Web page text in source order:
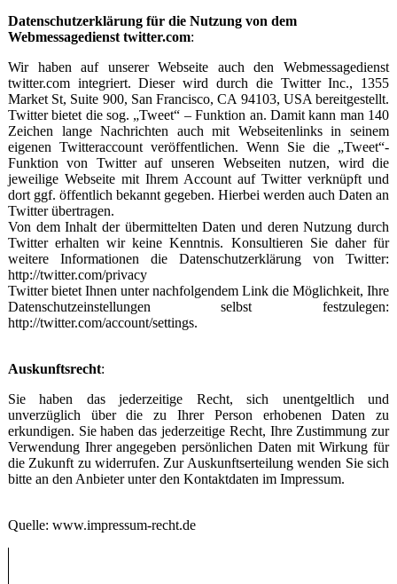
Datenschutzerklärung für die Nutzung von dem
Webmessagedienst twitter.com:
Wir haben auf unserer Webseite auch den Webmessagedienst
twitter.com integriert. Dieser wird durch die Twitter Inc., 1355
Market St, Suite 900, San Francisco, CA 94103, USA bereitgestellt.
Twitter bietet die sog. „Tweet“ – Funktion an. Damit kann man 140
Zeichen lange Nachrichten auch mit Webseitenlinks in seinem
eigenen Twitteraccount veröffentlichen. Wenn Sie die „Tweet“-
Funktion von Twitter auf unseren Webseiten nutzen, wird die
jeweilige Webseite mit Ihrem Account auf Twitter verknüpft und
dort ggf. öffentlich bekannt gegeben. Hierbei werden auch Daten an
Twitter übertragen.
Von dem Inhalt der übermittelten Daten und deren Nutzung durch
Twitter erhalten wir keine Kenntnis. Konsultieren Sie daher für
weitere Informationen die Datenschutzerklärung von Twitter:
http://twitter.com/privacy
Twitter bietet Ihnen unter nachfolgendem Link die Möglichkeit, Ihre
Datenschutzeinstellungen selbst festzulegen:
http://twitter.com/account/settings.
Auskunftsrecht:
Sie haben das jederzeitige Recht, sich unentgeltlich und
unverzüglich über die zu Ihrer Person erhobenen Daten zu
erkundigen. Sie haben das jederzeitige Recht, Ihre Zustimmung zur
Verwendung Ihrer angegeben persönlichen Daten mit Wirkung für
die Zukunft zu widerrufen. Zur Auskunftserteilung wenden Sie sich
bitte an den Anbieter unter den Kontaktdaten im Impressum.
Quelle: www.impressum-recht.de